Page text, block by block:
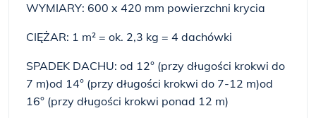
WYMIARY: 600 x 420 mm powierzchni krycia
CIĘŻAR: 1 m² = ok. 2,3 kg = 4 dachówki
SPADEK DACHU: od 12° (przy długości krokwi do
7 m)od 14° (przy długości krokwi do 7-12 m)od
16° (przy długości krokwi ponad 12 m)